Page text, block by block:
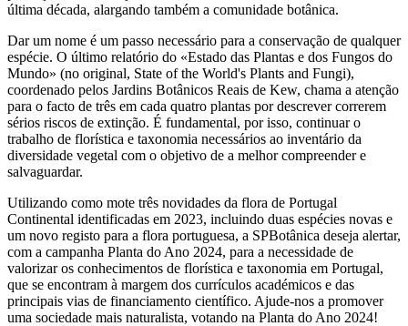
última década, alargando também a comunidade botânica.
Dar um nome é um passo necessário para a conservação de qualquer
espécie. O último relatório do «Estado das Plantas e dos Fungos do
Mundo» (no original, State of the World's Plants and Fungi),
coordenado pelos Jardins Botânicos Reais de Kew, chama a atenção
para o facto de três em cada quatro plantas por descrever correrem
sérios riscos de extinção. É fundamental, por isso, continuar o
trabalho de florística e taxonomia necessários ao inventário da
diversidade vegetal com o objetivo de a melhor compreender e
salvaguardar.
Utilizando como mote três novidades da flora de Portugal
Continental identificadas em 2023, incluindo duas espécies novas e
um novo registo para a flora portuguesa, a SPBotânica deseja alertar,
com a campanha Planta do Ano 2024, para a necessidade de
valorizar os conhecimentos de florística e taxonomia em Portugal,
que se encontram à margem dos currículos académicos e das
principais vias de financiamento científico. Ajude-nos a promover
uma sociedade mais naturalista, votando na Planta do Ano 2024!